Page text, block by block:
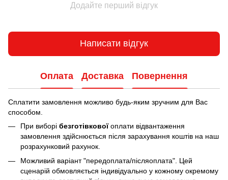
Додайте перший відгук
Написати відгук
Оплата Доставка Повернення
Сплатити замовлення можливо будь-яким зручним для Вас
способом.
При виборі безготівковоїоплати відвантаження
замовлення здійснюється після зарахування коштів на наш
розрахунковий рахунок.
Можливий варіант "передоплата/післяоплата". Цей
сценарій обмовляється індивідуально у кожному окремому